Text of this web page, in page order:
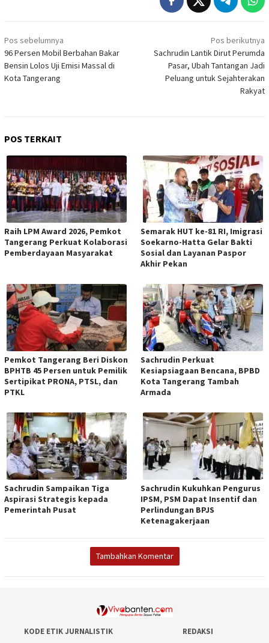
Navigasi
pos
Pos sebelumnya
96 Persen Mobil Berbahan Bakar
Bensin Lolos Uji Emisi Massal di
Kota Tangerang
Pos berikutnya
Sachrudin Lantik Dirut Perumda
Pasar, Ubah Tantangan Jadi
Peluang untuk Sejahterakan
Rakyat
POS TERKAIT
Raih LPM Award 2026, Pemkot
Tangerang Perkuat Kolaborasi
Pemberdayaan Masyarakat
Semarak HUT ke-81 RI, Imigrasi
Soekarno-Hatta Gelar Bakti
Sosial dan Layanan Paspor
Akhir Pekan
Pemkot Tangerang Beri Diskon
BPHTB 45 Persen untuk Pemilik
Sertipikat PRONA, PTSL, dan
PTKL
Sachrudin Perkuat
Kesiapsiagaan Bencana, BPBD
Kota Tangerang Tambah
Armada
Sachrudin Sampaikan Tiga
Aspirasi Strategis kepada
Pemerintah Pusat
Sachrudin Kukuhkan Pengurus
IPSM, PSM Dapat Insentif dan
Perlindungan BPJS
Ketenagakerjaan
Tambahkan Komentar
KODE ETIK JURNALISTIK REDAKSI